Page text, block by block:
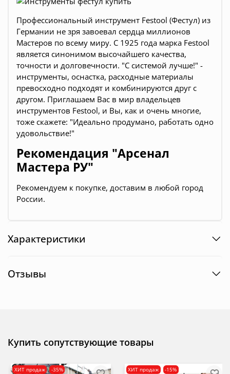
Профессиональный инструмент Festool (Фестул) из
Германии не зря завоевал сердца миллионов
Мастеров по всему миру. С 1925 года марка Festool
является синонимом высочайшего качества,
точности и долговечности. "С системой лучше!" -
инструменты, оснастка, расходные материалы
превосходно подходят и комбинируются друг с
другом. Приглашаем Вас в мир владельцев
инструментов Festool, и Вы, как и очень многие,
тоже скажете: "Идеально продумано, работать одно
удовольствие!"
Рекомендация "Арсенал
Мастера РУ"
Рекомендуем к покупке, доставим в любой город
России.
Характеристики
Отзывы
Купить сопутствующие товары
ХИТ продаж -35% ХИТ продаж -15%